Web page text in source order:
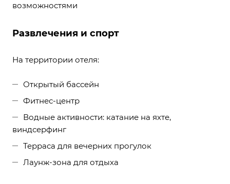
возможностями
Развлечения и спорт
На территории отеля:
Открытый бассейн
Фитнес-центр
Водные активности: катание на яхте,
виндсерфинг
Терраса для вечерних прогулок
Лаунж-зона для отдыха